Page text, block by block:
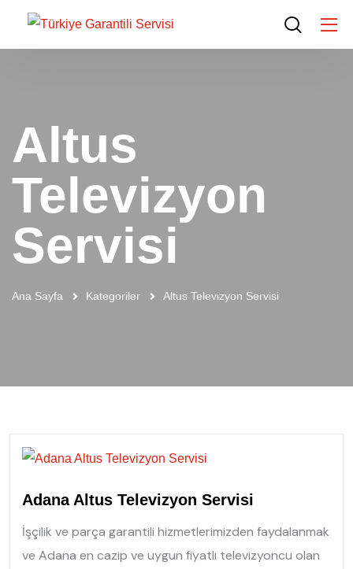
Altus
Televizyon
Servisi
Ana Sayfa Kategoriler Altus Televizyon Servisi
Adana Altus Televizyon Servisi
İşçilik ve parça garantili hizmetlerimizden faydalanmak
ve Adana en cazip ve uygun fiyatlı televizyoncu olan